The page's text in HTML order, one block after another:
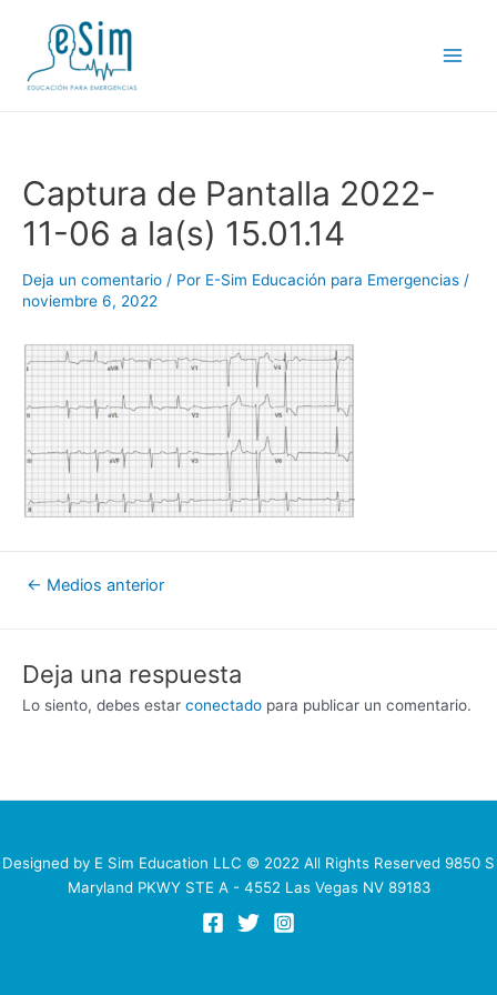
contenido
Captura de Pantalla 2022-
11-06 a la(s) 15.01.14
Deja un comentario / Por E-Sim Educación para Emergencias /
noviembre 6, 2022
Navegación
← Medios anterior
Deja una respuesta
Lo siento, debes estar conectado para publicar un comentario.
Designed by E Sim Education LLC © 2022 All Rights Reserved 9850 S
Maryland PKWY STE A - 4552 Las Vegas NV 89183